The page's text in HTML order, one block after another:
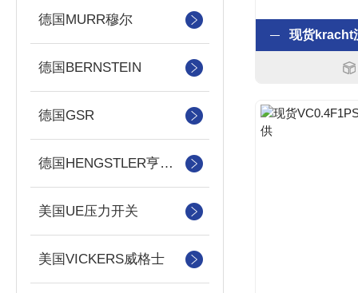
德国MURR穆尔
德国BERNSTEIN
德国GSR
德国HENGSTLER亨士乐
美国UE压力开关
美国VICKERS威格士